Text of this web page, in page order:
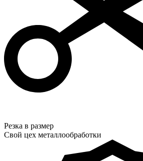
Резка в размер
Свой цех металлообработки